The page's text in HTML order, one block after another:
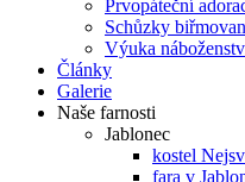
Prvopáteční
Schůzky
Výuka
Články
Galerie
Naše farnosti
Jablonec
kostel
fara v